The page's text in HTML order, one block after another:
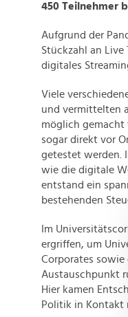
450 Teilnehmer
Aufgrund der
Stückzahl an
digitales
Viele
und vermittelten
möglich gemacht
sogar direkt vor
getestet werden.
wie die digitale
entstand ein
bestehenden
Im
ergriffen, um
Corporates
Austauschpunkt
Hier kamen
Politik in Kontakt